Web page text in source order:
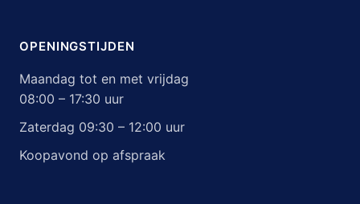
OPENINGSTIJDEN
Maandag tot en met vrijdag
08:00 – 17:30 uur
Zaterdag 09:30 – 12:00 uur
Koopavond op afspraak